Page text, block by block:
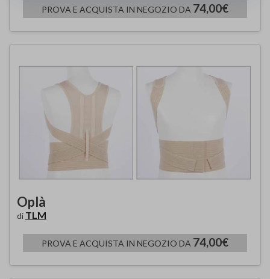
PROVA E ACQUISTA IN NEGOZIO DA 74,00€
Oplà
di TLM
PROVA E ACQUISTA IN NEGOZIO DA 74,00€